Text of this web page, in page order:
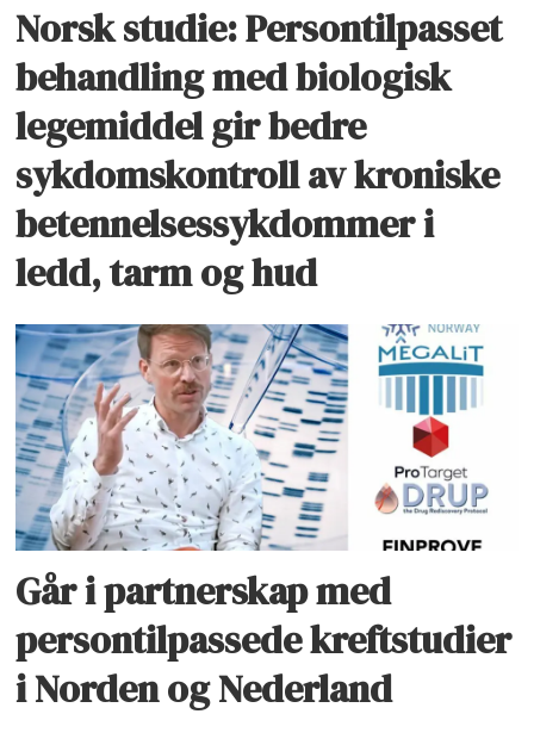
Norsk studie: Persontilpasset
behandling med biologisk
legemiddel gir bedre
sykdomskontroll av kroniske
betennelsessykdommer i
ledd, tarm og hud
Går i partnerskap med
persontilpassede kreftstudier
i Norden og Nederland